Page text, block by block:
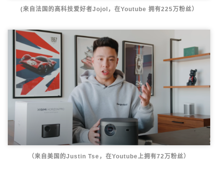
(来自法国的高科技爱好者Jojol，在Youtube 拥有225万粉丝）
（来自美国的Justin Tse，在Youtube上拥有72万粉丝）